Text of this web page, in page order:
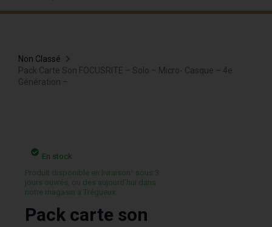
Non Classé
Pack Carte Son FOCUSRITE – Solo – Micro- Casque – 4e
Génération –
En stock
Produit disponible en livraison¹ sous 3
jours ouvrés, ou des aujourd’hui dans
notre magasin a Trégueux.
Pack carte son